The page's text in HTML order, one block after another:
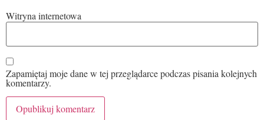
Witryna internetowa
Zapamiętaj moje dane w tej przeglądarce podczas pisania kolejnych
komentarzy.